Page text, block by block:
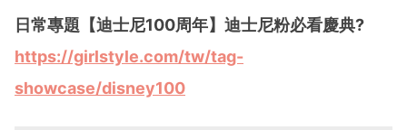
日常專題【迪士尼100周年】迪士尼粉必看慶典?
https://girlstyle.com/tw/tag-
showcase/disney100